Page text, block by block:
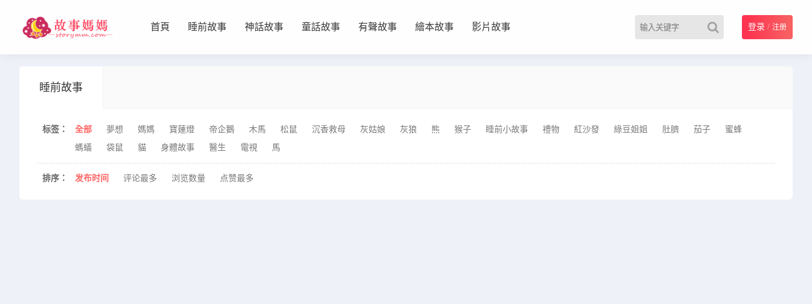
首頁 睡前故事 神話故事 童話故事 有聲故事 繪本故事 影片故事 登录 / 注册
睡前故事
标签： 全部 夢想 媽媽 寶蓮燈 帝企鵝 木馬 松鼠 沉香救母 灰姑娘 灰狼 熊 猴子 睡前小故事 禮物 紅沙發 綠豆姐姐 肚臍 茄子
蜜蜂
螞蟻
袋鼠 貓 身體故事 醫生 電視 馬
排序： 发布时间 评论最多 浏览数量 点赞最多